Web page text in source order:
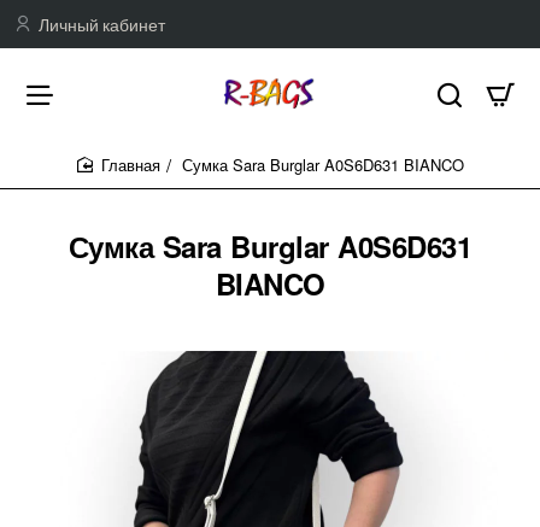
Личный кабинет
Сумка Sara Burglar A0S6D631
BIANCO
Сумка Sara Burglar A0S6D631 BIANCO